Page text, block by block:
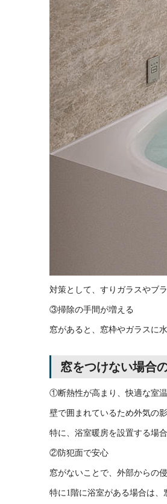
対策として、すりガラスやブ
③掃除の手間が増える
窓があると、窓枠やガラスに
窓をつけない場合
①断熱性が高まり、快適な室
壁で囲まれているため外気の
特に、浴室暖房を設置する場
②防犯面で安心
窓がないことで、外部からの
特に1階に浴室がある場合は、